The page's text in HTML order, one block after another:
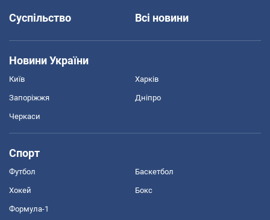
Суспільство
Всі новини
Новини України
Київ Харків
Запоріжжя Дніпро
Черкаси
Спорт
Футбол Баскетбол
Хокей Бокс
Формула-1